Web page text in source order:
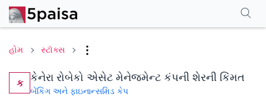
હોમ સ્ટૉક્સ
ક કેનેરા રોબેકો એસેટ મેનેજમેન્ટ કંપની શેરની કિંમત
બેંકિંગ અને ફાઇનાન્સમિડ કેપ
પરફોર્મન્સફાઇનાન્શિયલ્સ વધુ